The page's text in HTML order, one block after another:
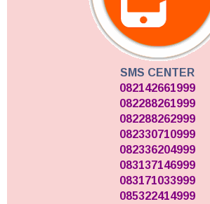
SMS CENTER
082142661999
082288261999
082288262999
082330710999
082336204999
083137146999
083171033999
085322414999